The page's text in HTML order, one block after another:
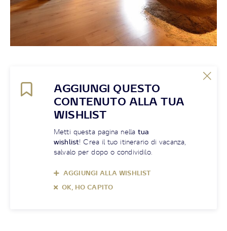
AGGIUNGI QUESTO
CONTENUTO ALLA TUA
WISHLIST
Metti questa pagina nellatua
wishlist! Crea il tuo itinerario di vacanza,
salvalo per dopo o condividilo.
AGGIUNGI ALLA WISHLIST
OK, HO CAPITO